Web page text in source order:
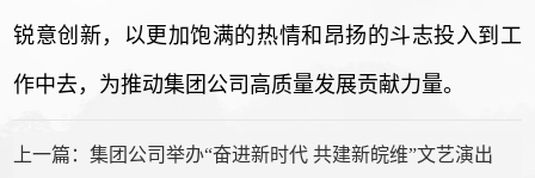
锐意创新，以更加饱满的热情和昂扬的斗志投入到工
作中去，为推动集团公司高质量发展贡献力量。
上一篇：集团公司举办“奋进新时代 共建新皖维”文艺演出